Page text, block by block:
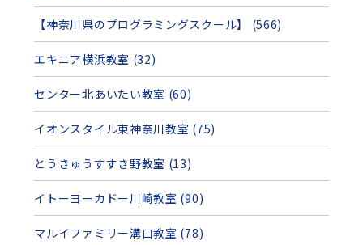
【神奈川県のプログラミングスクール】 (566)
エキニア横浜教室 (32)
センター北あいたい教室 (60)
イオンスタイル東神奈川教室 (75)
とうきゅうすすき野教室 (13)
イトーヨーカドー川崎教室 (90)
マルイファミリー溝口教室 (78)